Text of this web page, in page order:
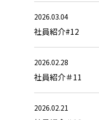
2026.03.04
社員紹介#12
2026.02.28
社員紹介＃11
2026.02.21